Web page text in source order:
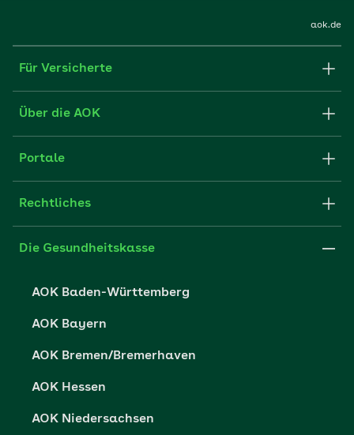
aok.de
Für Versicherte
Formulare und Anträge
FAQ
Über die AOK
Struktur & Verwaltung
Partner der AOK
Portale
Fachportal für Arbeitgeber
Presse- und Politikportal
Vertriebspartner-Service
Rechtliches
Impressum
Die Gesundheitskasse
AOK Baden-Württemberg
AOK Bayern
AOK Bremen/Bremerhaven
AOK Hessen
AOK Niedersachsen